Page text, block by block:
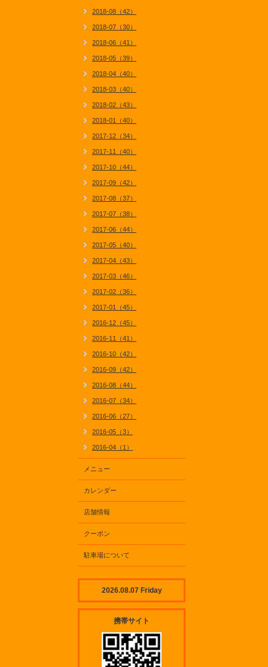
2018-08（42）
2018-07（30）
2018-06（41）
2018-05（39）
2018-04（40）
2018-03（40）
2018-02（43）
2018-01（40）
2017-12（34）
2017-11（40）
2017-10（44）
2017-09（42）
2017-08（37）
2017-07（38）
2017-06（44）
2017-05（40）
2017-04（43）
2017-03（46）
2017-02（36）
2017-01（45）
2016-12（45）
2016-11（41）
2016-10（42）
2016-09（42）
2016-08（44）
2016-07（34）
2016-06（27）
2016-05（3）
2016-04（1）
メニュー
カレンダー
店舗情報
クーポン
駐車場について
2026.08.07 Friday
携帯サイト